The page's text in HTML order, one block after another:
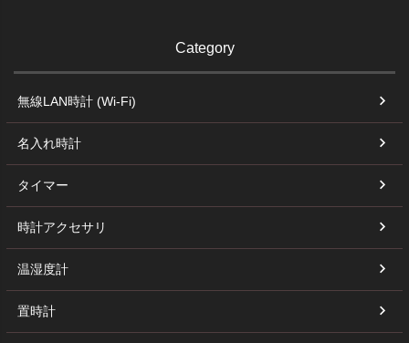
Category
無線LAN時計 (Wi-Fi)
名入れ時計
タイマー
時計アクセサリ
温湿度計
置時計